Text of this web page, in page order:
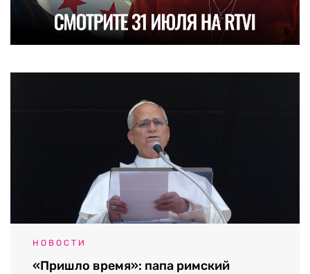
НОВОСТИ
«Пришло время»: папа римский